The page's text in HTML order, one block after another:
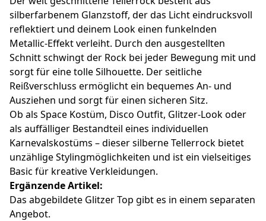
silberfarbenem Glanzstoff, der das Licht eindrucksvoll
reflektiert und deinem Look einen funkelnden
Metallic-Effekt verleiht. Durch den ausgestellten
Schnitt schwingt der Rock bei jeder Bewegung mit und
sorgt für eine tolle Silhouette. Der seitliche
Reißverschluss ermöglicht ein bequemes An- und
Ausziehen und sorgt für einen sicheren Sitz.
Ob als Space Kostüm, Disco Outfit, Glitzer-Look oder
als auffälliger Bestandteil eines individuellen
Karnevalskostüms – dieser silberne Tellerrock bietet
unzählige Stylingmöglichkeiten und ist ein vielseitiges
Basic für kreative Verkleidungen.
Ergänzende Artikel:
Das abgebildete Glitzer Top gibt es in einem separaten
Angebot.